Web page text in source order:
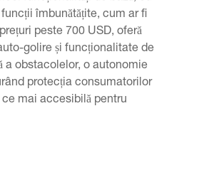
îmbunătățite, cum ar fi
peste 700 USD, oferă
golire și funcționalitate de
a obstacolelor, o autonomie
protecția consumatorilor
mai accesibilă pentru